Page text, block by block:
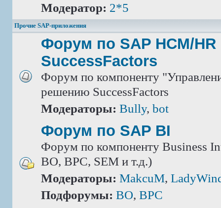
Модератор: 2*5
Прочие SAP-приложения
Форум по SAP HCM/HR
SuccessFactors
Форум по компоненту
решению SuccessFactors
Модераторы: Bully, bot
Форум по SAP BI
Форум по компоненту Business
BO, BPC, SEM и т.д.)
Модераторы: MakcuM,
Подфорумы: BO, BPC